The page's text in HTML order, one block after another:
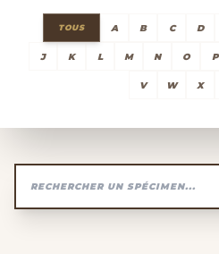
TOUS A B C D
J K L M N O P
V W X